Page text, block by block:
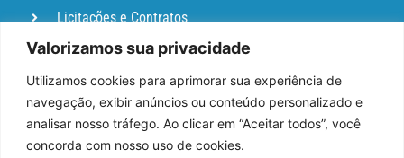
Valorizamos sua privacidade
Utilizamos cookies para aprimorar sua experiência de
navegação, exibir anúncios ou conteúdo personalizado e
analisar nosso tráfego. Ao clicar em “Aceitar todos”, você
concorda com nosso uso de cookies.
Licitações e Contratos
Portal de
Ouvidoria
DIÁRIO
OFICIAL